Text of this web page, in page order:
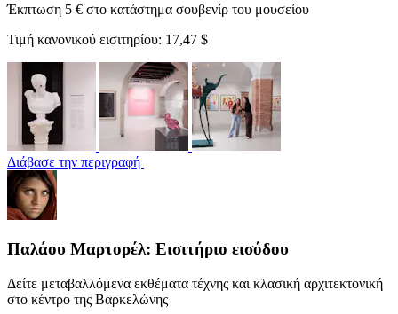
Έκπτωση 5 € στο κατάστημα σουβενίρ του μουσείου
Τιμή κανονικού εισιτηρίου: 17,47 $
Διάβασε την περιγραφή
Παλάου Μαρτορέλ: Εισιτήριο εισόδου
Δείτε μεταβαλλόμενα εκθέματα τέχνης και κλασική αρχιτεκτονική
στο κέντρο της Βαρκελώνης